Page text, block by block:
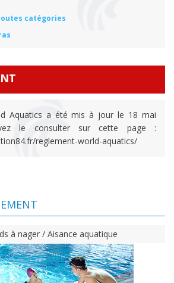
catégories
Aquatics a été mis à jour le 18 mai
le consulter sur cette page :
reglement-world-aquatics/
à nager / Aisance aquatique